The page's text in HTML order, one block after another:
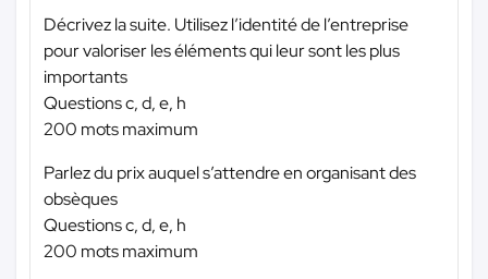
Décrivez la suite. Utilisez l’identité de l’entreprise
pour valoriser les éléments qui leur sont les plus
importants
Questions c, d, e, h
200 mots maximum
Parlez du prix auquel s’attendre en organisant des
obsèques
Questions c, d, e, h
200 mots maximum